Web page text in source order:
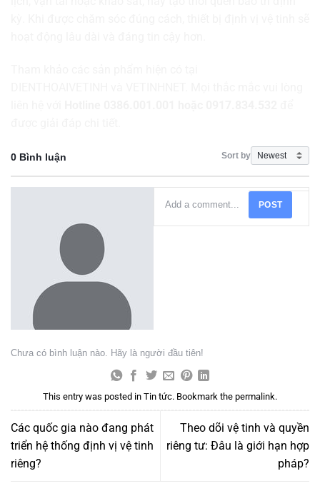
0 Bình luận Sort by
POST
Chưa có bình luận nào. Hãy là người đầu tiên!
This entry was posted in Tin tức. Bookmark the permalink.
Các quốc gia nào đang phát
triển hệ thống định vị vệ tinh
riêng?
Theo dõi vệ tinh và quyền
riêng tư: Đâu là giới hạn hợp
pháp?